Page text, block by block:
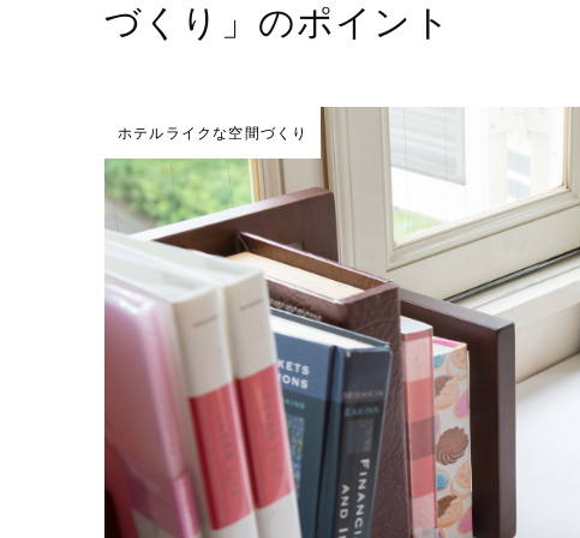
づくり」のポイント
ホテルライクな空間づくり